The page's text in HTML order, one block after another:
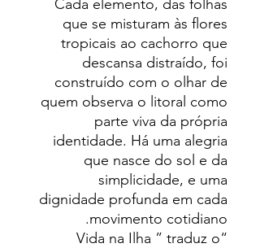
Cada elemento, das folhas
que se misturam às flores
tropicais ao cachorro que
descansa distraído, foi
construído com o olhar de
quem observa o litoral como
parte viva da própria
identidade. Há uma alegria
que nasce do sol e da
simplicidade, e uma
dignidade profunda em cada
movimento cotidiano.
“Vida na Ilha ” traduz o